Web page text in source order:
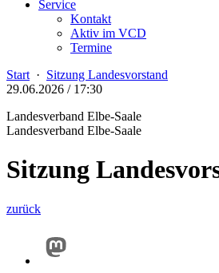
Service
Kontakt
Aktiv im VCD
Termine
Start · Sitzung Landesvorstand
29.06.2026 / 17:30
Landesverband Elbe-Saale
Landesverband Elbe-Saale
Sitzung
zurück